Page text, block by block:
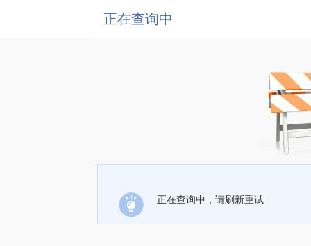
正在查询中
正在查询中，请刷新重试